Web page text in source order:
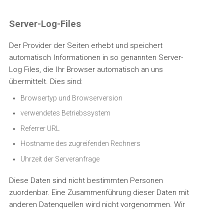
Server-Log-Files
Der Provider der Seiten erhebt und speichert
automatisch Informationen in so genannten Server-
Log Files, die Ihr Browser automatisch an uns
übermittelt. Dies sind:
Browsertyp und Browserversion
verwendetes Betriebssystem
Referrer URL
Hostname des zugreifenden Rechners
Uhrzeit der Serveranfrage
Diese Daten sind nicht bestimmten Personen
zuordenbar. Eine Zusammenführung dieser Daten mit
anderen Datenquellen wird nicht vorgenommen. Wir